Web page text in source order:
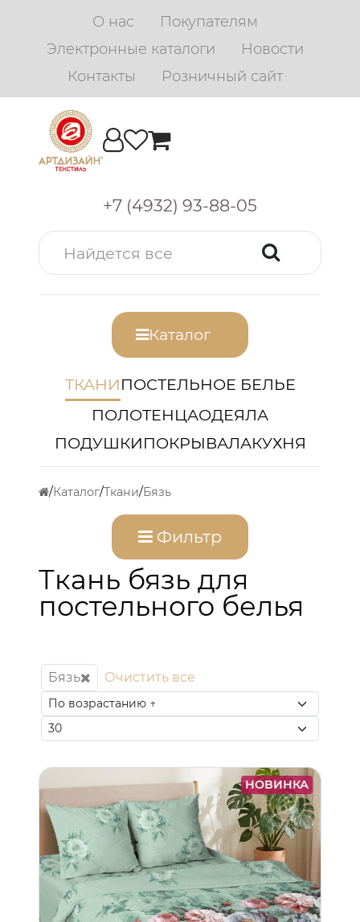
О нас
Покупателям
Электронные каталоги
Новости
Контакты
Розничный сайт
+7 (4932) 93-88-05
Каталог
ТКАНИПОСТЕЛЬНОЕ БЕЛЬЕ
ПОЛОТЕНЦАОДЕЯЛА
ПОДУШКИПОКРЫВАЛАКУХНЯ
Каталог Ткани Бязь
Фильтр
Ткань бязь для
постельного белья
Бязь Очистить все
НОВИНКА